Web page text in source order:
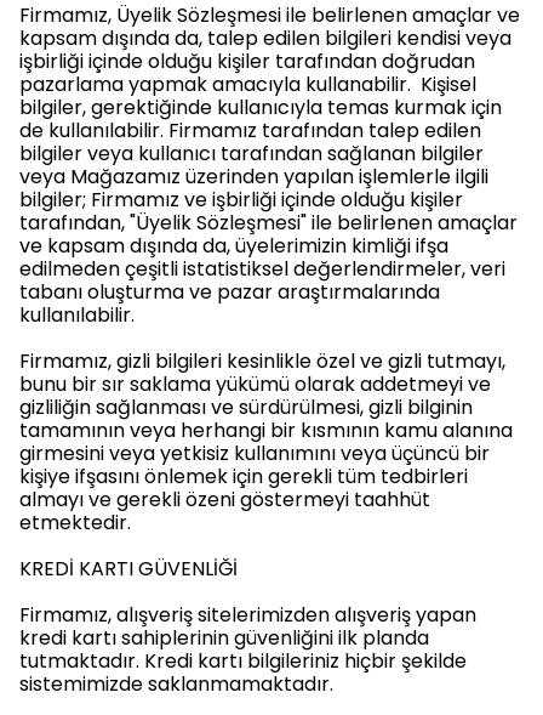
Firmamız, Üyelik Sözleşmesi ile belirlenen amaçlar ve
kapsam dışında da, talep edilen bilgileri kendisi veya
işbirliği içinde olduğu kişiler tarafından doğrudan
pazarlama yapmak amacıyla kullanabilir. Kişisel
bilgiler, gerektiğinde kullanıcıyla temas kurmak için
de kullanılabilir. Firmamız tarafından talep edilen
bilgiler veya kullanıcı tarafından sağlanan bilgiler
veya Mağazamız üzerinden yapılan işlemlerle ilgili
bilgiler; Firmamız ve işbirliği içinde olduğu kişiler
tarafından, "Üyelik Sözleşmesi" ile belirlenen amaçlar
ve kapsam dışında da, üyelerimizin kimliği ifşa
edilmeden çeşitli istatistiksel değerlendirmeler, veri
tabanı oluşturma ve pazar araştırmalarında
kullanılabilir.
Firmamız, gizli bilgileri kesinlikle özel ve gizli tutmayı,
bunu bir sır saklama yükümü olarak addetmeyi ve
gizliliğin sağlanması ve sürdürülmesi, gizli bilginin
tamamının veya herhangi bir kısmının kamu alanına
girmesini veya yetkisiz kullanımını veya üçüncü bir
kişiye ifşasını önlemek için gerekli tüm tedbirleri
almayı ve gerekli özeni göstermeyi taahhüt
etmektedir.
KREDİ KARTI GÜVENLİĞİ
Firmamız, alışveriş sitelerimizden alışveriş yapan
kredi kartı sahiplerinin güvenliğini ilk planda
tutmaktadır. Kredi kartı bilgileriniz hiçbir şekilde
sistemimizde saklanmamaktadır.